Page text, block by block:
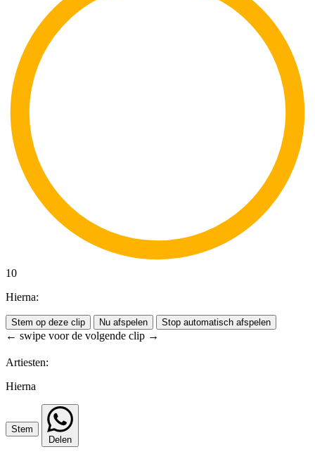
10
Hierna:
Stem op deze clip Nu afspelen Stop automatisch afspelen
← swipe voor de volgende clip →
Artiesten:
Hierna
Stem
Delen